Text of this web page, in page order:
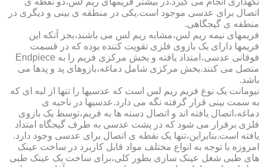
اتصال برای عدسی موجود است.یکی در منطقه ی بینی و دیگری در
منطقه ی گیجگاهی.
فریمهای نیمه ریم لس،مشابه ریم لس می باشند،بجز آنکه این
فریمها دارای یک بازوی فلزی تقویت کننده بوده که در قسمت
فوقانی عدسی،امتداد یافته و بخش مرکزی فریم را به Endpiece
متصل می کنند.بخش مرکزی شامل دماغه،بازوهای پد و پدها می
باشد.
نیومانت یک نوع فریم ریم لس است که عدسیها را تنها از لبه ای که
به سمت بینی قرار گرفته نگه می دارد.عدسیها در ناحیه ی
دماغه،اتصال یافته اند و اتصال دسته ها به فریم،توسط یک بازوی
فلزی برقرار می شود که در پشت عدسی به طرف گیجگاه امتداد
یافته است.بنابراین،تنها یک نقطه ی اتصال برای عدسی وجود دارد.
امروزه با توجه به انواع مختلف مواد قابل کاربرد در ساخت عینک
های طبی شغل عینک سازی بطور کلی،برای ساخت یک عینک طبی